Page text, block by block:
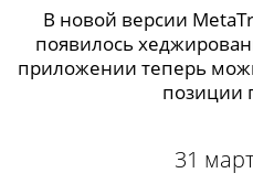
В новой версии
появилось
приложении теперь
позиции
31